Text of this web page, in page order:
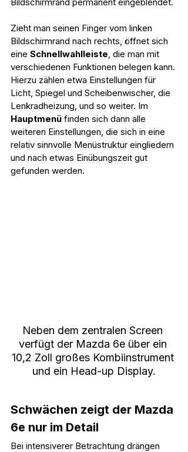
Zieht man seinen Finger vom linken
Bildschirmrand nach rechts, öffnet sich
eine Schnellwahlleiste , die man mit
verschiedenen Funktionen belegen kann.
Hierzu zählen etwa Einstellungen für
Licht, Spiegel und Scheibenwischer, die
Lenkradheizung, und so weiter. Im
Hauptmenü finden sich dann alle
weiteren Einstellungen, die sich in eine
relativ sinnvolle Menüstruktur eingliedern
und nach etwas Einübungszeit gut
gefunden werden.
Neben dem zentralen Screen
verfügt der Mazda 6e über ein
10,2 Zoll großes Kombiinstrument
und ein Head-up Display.
Schwächen zeigt der Mazda
6e nur im Detail
Bei intensiverer Betrachtung drängen